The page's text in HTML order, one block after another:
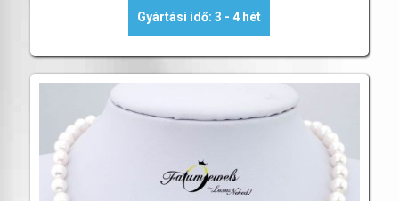
Gyártási idő: 3 - 4 hét